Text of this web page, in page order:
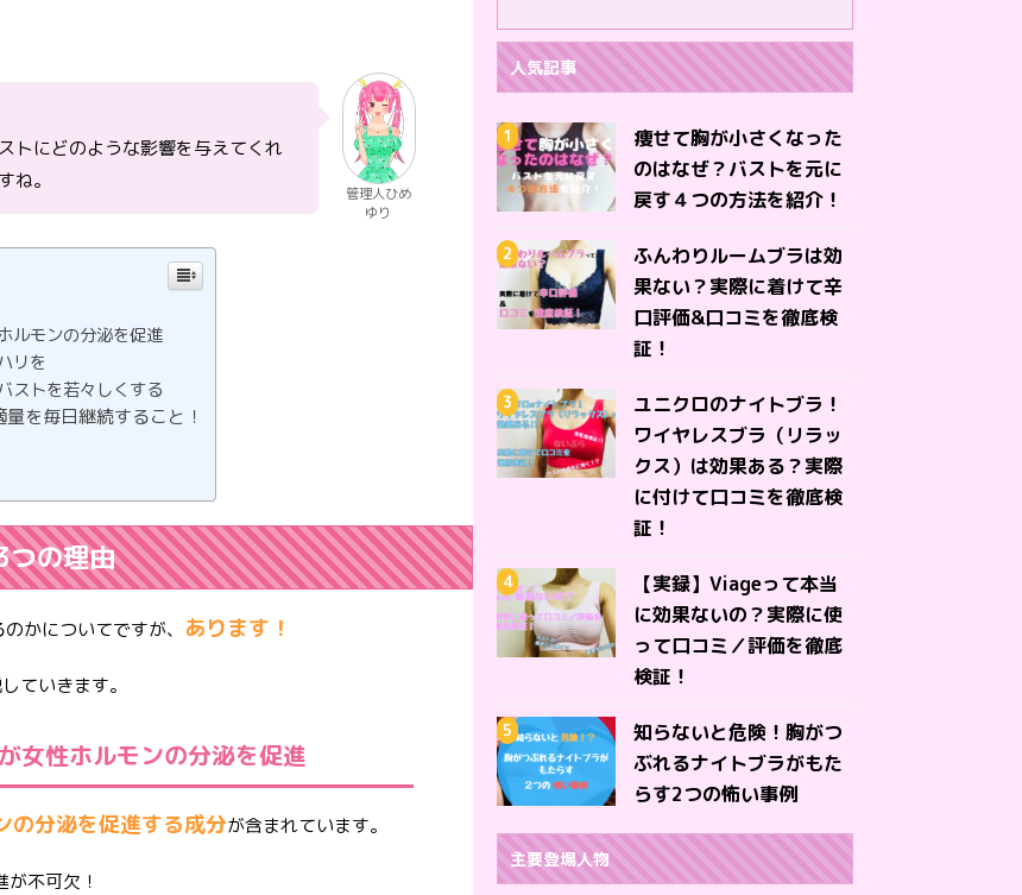
トにどのような影響を与えてくれ
ね。
管理人ひめ
ゆり
ルモンの分泌を促進
リを
ストを若々しくする
を毎日継続すること！
つの理由
かについてですが、 あります！
ていきます。
女性ホルモンの分泌を促進
の分泌を促進する成分が含まれています。
不可欠！
人気記事
痩せて胸が小さくなった
のはなぜ？バストを元に
戻す４つの方法を紹介！
ふんわりルームブラは効
果ない？実際に着けて辛
口評価&口コミを徹底検
証！
ユニクロのナイトブラ！
ワイヤレスブラ（リラッ
クス）は効果ある？実際
に付けて口コミを徹底検
証！
【実録】Viageって本当
に効果ないの？実際に使
って口コミ／評価を徹底
検証！
知らないと危険！胸がつ
ぶれるナイトブラがもた
らす2つの怖い事例
主要登場人物